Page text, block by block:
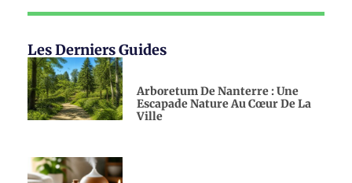
Les Derniers Guides
Arboretum De Nanterre : Une
Escapade Nature Au Cœur De La
Ville